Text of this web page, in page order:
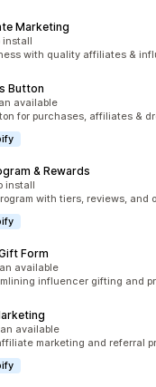
Marketing
install
with quality affiliates &
Button
available
for purchases, affiliates &
& Rewards
install
with tiers, reviews, and
Form
available
influencer gifting and
available
marketing and referral